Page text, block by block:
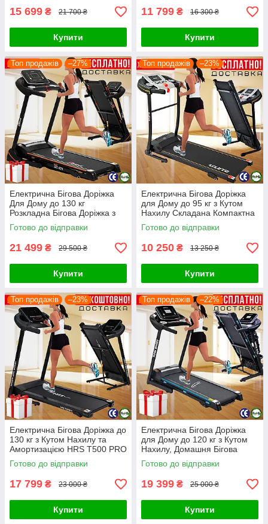
15 699 ₴ 21 700 ₴
Купити
11 799 ₴ 16 300 ₴
Купити
Топ продажів –27%
Електрична Бігова Доріжка
Для Дому до 130 кг
Розкладна Бігова Доріжка з
Кутом Нахилу та
Амортизацією Abarqs BZ-425
model 2026
Готово до відправки
21 499 ₴ 29 500 ₴
Купити
Топ продажів –23%
Електрична Бігова Доріжка
для Дому до 95 кг з Кутом
Нахилу Складана Компактна
Atleto A9
Готово до відправки
10 250 ₴ 13 250 ₴
Купити
Топ продажів –23%
Електрична Бігова Доріжка до
130 кг з Кутом Нахилу та
Амортизацією HRS T500 PRO
2026 Складана Бігова
Доріжка Для Дому
Готово до відправки
17 799 ₴ 23 000 ₴
Купити
Топ продажів –22%
Електрична Бігова Доріжка
для Дому до 120 кг з Кутом
Нахилу, Домашня Бігова
Доріжка Kingsport T350
Готово до відправки
19 399 ₴ 25 000 ₴
Купити